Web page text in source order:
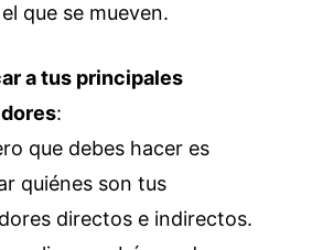
que se mueven.
a tus principales
:
que debes hacer es
quiénes son tus
directos e indirectos.